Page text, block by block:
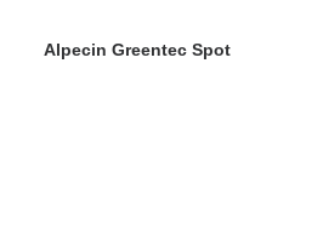
Alpecin Greentec Spot